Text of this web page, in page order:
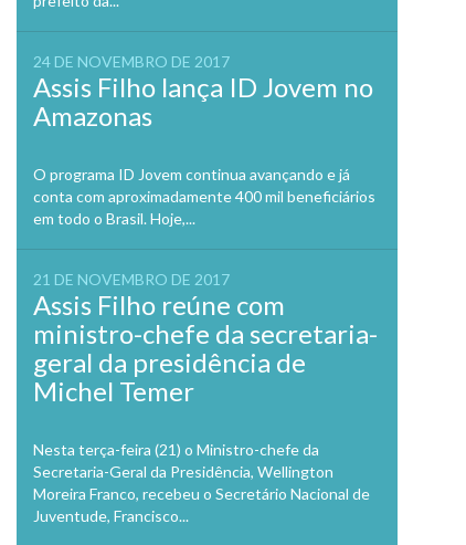
24 DE NOVEMBRO DE 2017
Assis Filho lança ID Jovem no
Amazonas
O programa ID Jovem continua avançando e já
conta com aproximadamente 400 mil beneficiários
em todo o Brasil. Hoje,...
21 DE NOVEMBRO DE 2017
Assis Filho reúne com
ministro-chefe da secretaria-
geral da presidência de
Michel Temer
Nesta terça-feira (21) o Ministro-chefe da
Secretaria-Geral da Presidência, Wellington
Moreira Franco, recebeu o Secretário Nacional de
Juventude, Francisco...